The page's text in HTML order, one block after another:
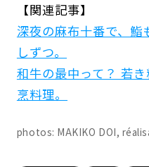
【関連記事】
深夜の麻布十番で、
しずつ。
和牛の最中って？ 若
烹料理。
photos: MAKIKO DOI,